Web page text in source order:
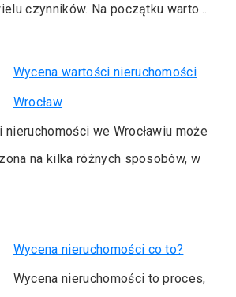
czynników. Na początku warto…
Wycena wartości nieruchomości
Wrocław
nieruchomości we Wrocławiu może
na kilka różnych sposobów, w
Wycena nieruchomości co to?
Wycena nieruchomości to proces,